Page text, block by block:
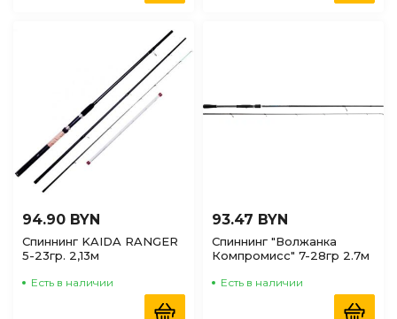
94.90 BYN
Спиннинг KAIDA RANGER
5-23гр. 2,13м
Есть в наличии
93.47 BYN
Спиннинг "Волжанка
Компромисс" 7-28гр 2.7м
Есть в наличии